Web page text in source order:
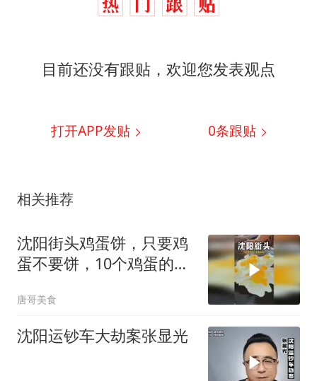
目前还没有跟贴，欢迎您发表观点
打开APP发贴 0条跟贴
相关推荐
沈阳街头鸡蛋饼，只要鸡
蛋不要饼，10个鸡蛋的好
唐哥美食
沈阳运钞车大劫案张显光